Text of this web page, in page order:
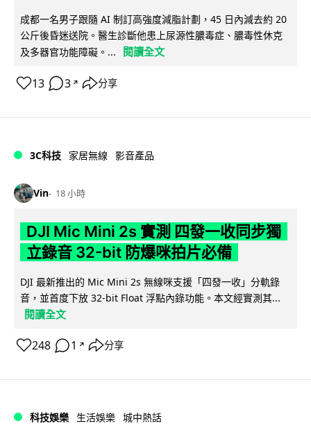
成都一名男子跟隨 AI 制訂高強度減脂計劃，45 日內減去約 20
公斤後昏迷送院。醫生診斷他患上尿源性膿毒症、膿毒性休克
及多器官功能障礙。...
閱讀全文
13 3 ↗ 分享
3C科技 家居無線 影音產品
Vin 18 小時
DJI Mic Mini 2s 實測 四發一收同步獨
立錄音 32-bit 防爆咪拍片必備
DJI 最新推出的 Mic Mini 2s 無線咪支援「四發一收」分軌錄
音，並首度下放 32-bit Float 浮點內錄功能。本文經實測其...
閱讀全文
248 1 ↗ 分享
科技娛樂 生活娛樂 城中熱話